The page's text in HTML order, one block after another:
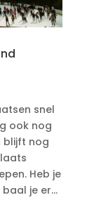
snel
ook nog
blijft nog
Heb je
je er...